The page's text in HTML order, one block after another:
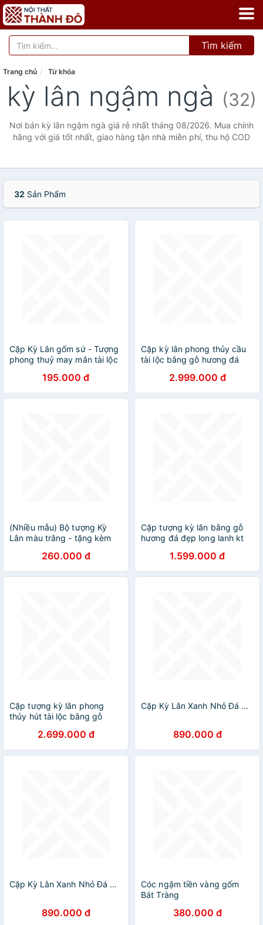
Tìm kiếm
Trang chủ Từ khóa
kỳ lân ngậm ngà (32)
Nơi bán kỳ lân ngậm ngà giá rẻ nhất tháng 08/2026. Mua chính
hãng với giá tốt nhất, giao hàng tận nhà miễn phí, thu hộ COD
32 Sản Phẩm
Cặp Kỳ Lân gốm sứ - Tượng
phong thuỷ may mắn tài lộc
195.000 đ
Cặp kỳ lân phong thủy cầu
tài lộc bằng gỗ hương đá
2.999.000 đ
(Nhiều mẫu) Bộ tượng Kỳ
Lân màu trắng - tặng kèm
260.000 đ
Cặp tượng kỳ lân bằng gỗ
hương đá đẹp long lanh kt
1.599.000 đ
Cặp tượng kỳ lân phong
thủy hút tài lộc bằng gỗ
30×12×18cm2.699.000 đ
Cặp Kỳ Lân Xanh Nhỏ Đá Pakista Tự Nhiên Size 10cm Anh Chị trưng bàn làm việc nhà công ty tốt may mắn hợp mệnh Thủy Mộc Hỏa ạ
890.000 đ
Cặp Kỳ Lân Xanh Nhỏ Đá Pakista Tự Nhiên Size 10cm Anh Chị trưng bàn làm việc nhà công ty tốt may mắn hợp mệnh Thủy Mộc Hỏa ạ
890.000 đ
Cóc ngậm tiền vàng gốm
Bát Tràng
380.000 đ